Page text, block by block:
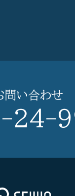
問い合わせ
24-